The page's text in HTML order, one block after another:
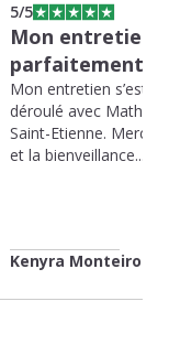
5/5
Mon entretien
parfaitement…
Mon entretien s’est
déroulé avec Mathias
Saint-Etienne. Merci
et la bienveillance...
Kenyra Monteiro